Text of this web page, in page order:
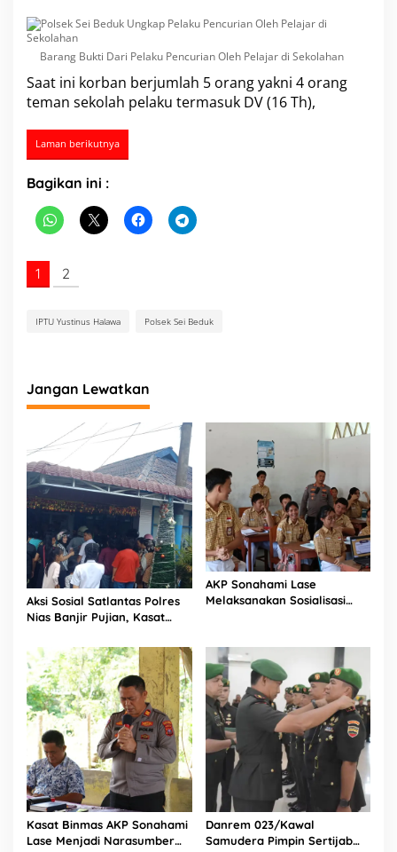
Barang Bukti Dari Pelaku Pencurian Oleh Pelajar di Sekolahan
Saat ini korban berjumlah 5 orang yakni 4 orang
teman sekolah pelaku termasuk DV (16 Th),
Laman berikutnya
Bagikan ini :
1 2
IPTU Yustinus Halawa Polsek Sei Beduk
Jangan Lewatkan
Aksi Sosial Satlantas Polres
Nias Banjir Pujian, Kasat
Bagikan 1.000 Dus Kopi
Fresco untuk Warga di
Tengah Sulitnya Ekonomi
AKP Sonahami Lase
Melaksanakan Sosialisasi
Selatan
Kasat Binmas AKP Sonahami
Lase Menjadi Narasumber
Danrem 023/Kawal
Samudera Pimpin Sertijab